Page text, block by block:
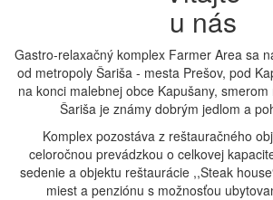
u nás
Gastro-relaxačný komplex Farmer Area sa
od metropoly Šariša - mesta Prešov, pod
na konci malebnej obce Kapušany,
Šariša je známy dobrým jedlom a
Komplex pozostáva z reštauračného
celoročnou prevádzkou o celkovej
sedenie a objektu reštaurácie ,,Steak
miest a penziónu s možnosťou